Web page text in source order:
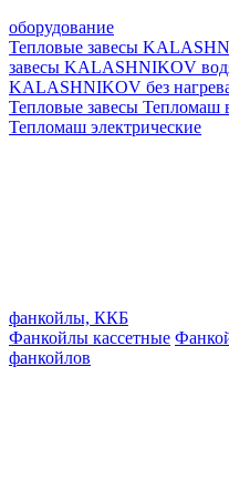
оборудование
Тепловые завесы
завесы KALASHNIKOV
KALASHNIKOV без
Тепловые завесы Тепломаш
Тепломаш электрические
фанкойлы, ККБ
Фанкойлы кассетные
фанкойлов